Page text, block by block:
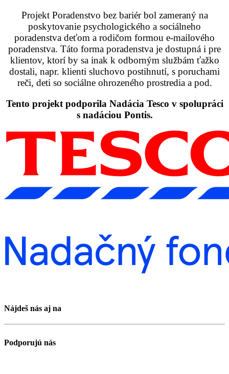
Projekt Poradenstvo bez bariér bol zameraný na
poskytovanie psychologického a sociálneho
poradenstva deťom a rodičom formou e-mailového
poradenstva. Táto forma poradenstva je dostupná i pre
klientov, ktorí by sa inak k odborným službám ťažko
dostali, napr. klienti sluchovo postihnutí, s poruchami
reči, deti so sociálne ohrozeného prostredia a pod.
Tento projekt podporila Nadácia Tesco v spolupráci
s nadáciou Pontis.
Nájdeš nás aj na
Podporujú nás